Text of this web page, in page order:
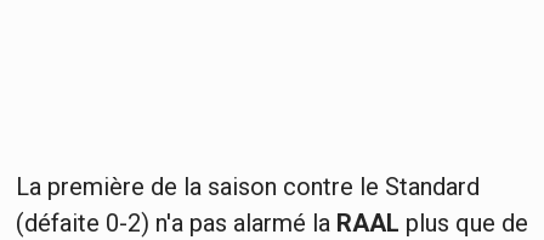
La première de la saison contre le Standard
(défaite 0-2) n'a pas alarmé la RAAL plus que de